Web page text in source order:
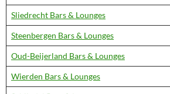
Sliedrecht Bars & Lounges
Steenbergen Bars & Lounges
Oud-Beijerland Bars & Lounges
Wierden Bars & Lounges